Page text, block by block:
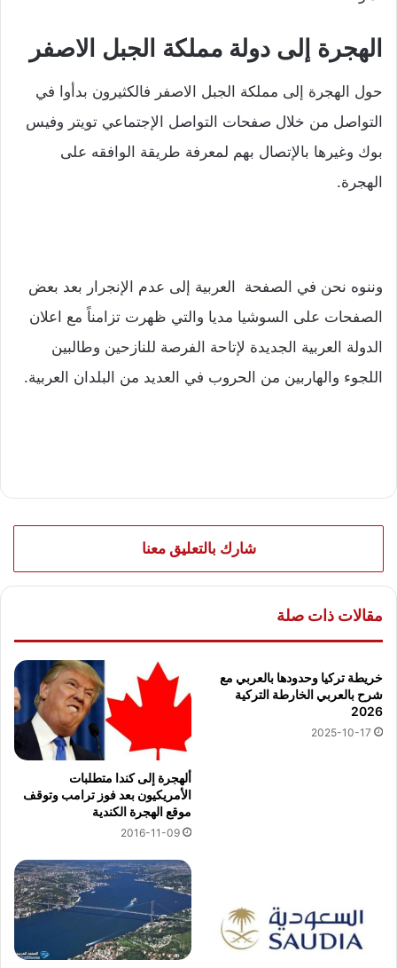
الهجرة إلى دولة مملكة الجبل الاصفر
حول الهجرة إلى مملكة الجبل الاصفر فالكثيرون بدأوا في
التواصل من خلال صفحات التواصل الإجتماعي تويتر وفيس
بوك وغيرها بالإتصال بهم لمعرفة طريقة الوافقه على
الهجرة.
وننوه نحن في الصفحة العربية إلى عدم الإنجرار بعد بعض
الصفحات على السوشيا مديا والتي ظهرت تزامناً مع اعلان
الدولة العربية الجديدة لإتاحة الفرصة للنازحين وطالبين
اللجوء والهاربين من الحروب في العديد من البلدان العربية.
شارك بالتعليق معنا
مقالات ذات صلة
خريطة تركيا وحدودها بالعربي مع
شرح بالعربي الخارطة التركية
2026
2025-10-17
ألهجرة إلى كندا متطلبات
الأمريكيون بعد فوز ترامب وتوقف
موقع الهجرة الكندية
2016-11-09